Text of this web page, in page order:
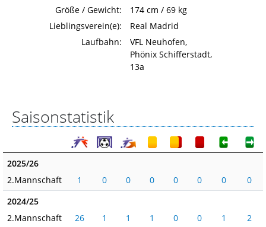
Größe / Gewicht:
174 cm / 69 kg
Lieblingsverein(e):
Real Madrid
Laufbahn:
VFL Neuhofen,
Phönix Schifferstadt,
13a
Saisonstatistik
2025/26
2.Mannschaft
1 0 0 0 0 0 0
0
2024/25
2.Mannschaft
26 1 1 1 0 0 1
2